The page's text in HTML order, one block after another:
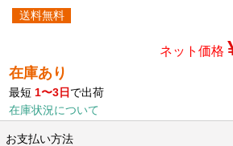
送料無料
ネット価格
在庫あり
最短 1〜3日 で出荷
在庫状況について
お支払い方法